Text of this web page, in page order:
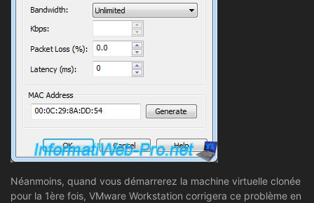
Néanmoins, quand vous démarrerez la machine virtuelle clonée
pour la 1ère fois, VMware Workstation corrigera ce problème en